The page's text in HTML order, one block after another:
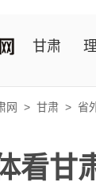
甘肃
网 > 甘肃 > 省
看